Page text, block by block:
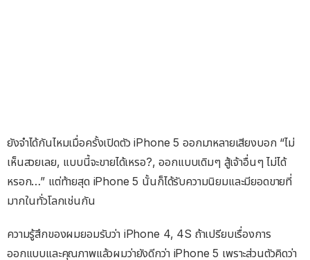
ยังจำได้กันไหมเมื่อครั้งเปิดตัว iPhone 5 ออกมาหลายเสียงบอก “ไม่
เห็นสวยเลย, แบบนี้จะขายได้เหรอ?, ออกแบบเดิมๆ สู้เจ้าอื่นๆ ไม่ได้
หรอก…” แต่ท้ายสุด iPhone 5 นั้นก็ได้รับความนิยมและมียอดขายที่
มากในทั่วโลกเช่นกัน
ความรู้สึกของผมยอมรับว่า iPhone 4, 4S ถ้าเปรียบเรื่องการ
ออกแบบและคุณภาพแล้วผมว่ายังดีกว่า iPhone 5 เพราะส่วนตัวคิดว่า